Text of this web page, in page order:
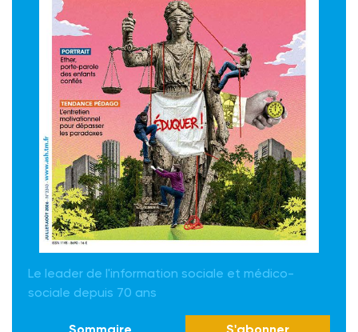
Le leader de l'information sociale et médico-
sociale depuis 70 ans